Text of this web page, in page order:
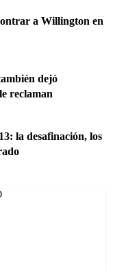
a Willington en
dejó
reclaman
la desafinación, los